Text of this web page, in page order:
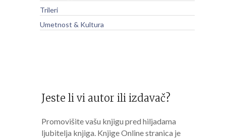
Trileri
Umetnost & Kultura
Jeste li vi autor ili izdavač?
Promovišite vašu knjigu pred hiljadama
ljubitelja knjiga. Knjige Online stranica je